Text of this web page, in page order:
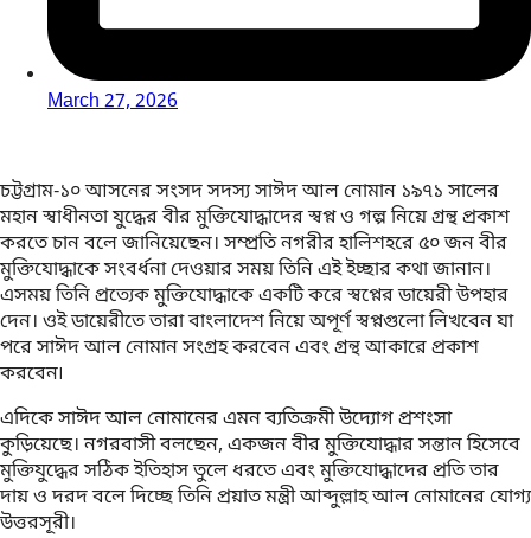
March 27, 2026
চট্টগ্রাম-১০ আসনের সংসদ সদস্য সাঈদ আল নোমান ১৯৭১ সালের
মহান স্বাধীনতা যুদ্ধের বীর মুক্তিযোদ্ধাদের স্বপ্ন ও গল্প নিয়ে গ্রন্থ প্রকাশ
করতে চান বলে জানিয়েছেন। সম্প্রতি নগরীর হালিশহরে ৫০ জন বীর
মুক্তিযোদ্ধাকে সংবর্ধনা দেওয়ার সময় তিনি এই ইচ্ছার কথা জানান।
এসময় তিনি প্রত্যেক মুক্তিযোদ্ধাকে একটি করে স্বপ্নের ডায়েরী উপহার
দেন। ওই ডায়েরীতে তারা বাংলাদেশ নিয়ে অপূর্ণ স্বপ্নগুলো লিখবেন যা
পরে সাঈদ আল নোমান সংগ্রহ করবেন এবং গ্রন্থ আকারে প্রকাশ
করবেন৷
এদিকে সাঈদ আল নোমানের এমন ব্যতিক্রমী উদ্যোগ প্রশংসা
কুড়িয়েছে। নগরবাসী বলছেন, একজন বীর মুক্তিযোদ্ধার সন্তান হিসেবে
মুক্তিযুদ্ধের সঠিক ইতিহাস তুলে ধরতে এবং মুক্তিযোদ্ধাদের প্রতি তার
দায় ও দরদ বলে দিচ্ছে তিনি প্রয়াত মন্ত্রী আব্দুল্লাহ আল নোমানের যোগ্য
উত্তরসূরী।